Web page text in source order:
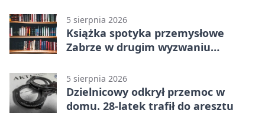
5 sierpnia 2026
Książka spotyka przemysłowe
Zabrze w drugim wyzwaniu
5 sierpnia 2026
Dzielnicowy odkrył przemoc w
domu. 28-latek trafił do aresztu